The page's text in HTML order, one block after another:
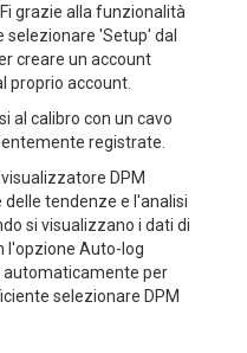
grazie alla funzionalità
'Setup' dal
creare un account
proprio account.
al calibro con un cavo
registrate.
DPM
tendenze e l'analisi
si visualizzano i dati di
l'opzione Auto-log
automaticamente per
selezionare DPM